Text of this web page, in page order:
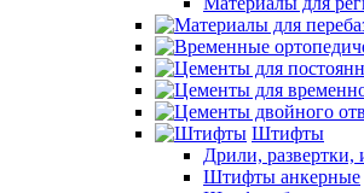
Штифты
Дрили, развертки,
Штифты анкерные